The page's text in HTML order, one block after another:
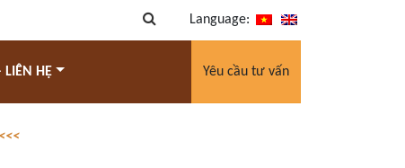
Language:
LIÊN HỆ Yêu cầu tư vấn